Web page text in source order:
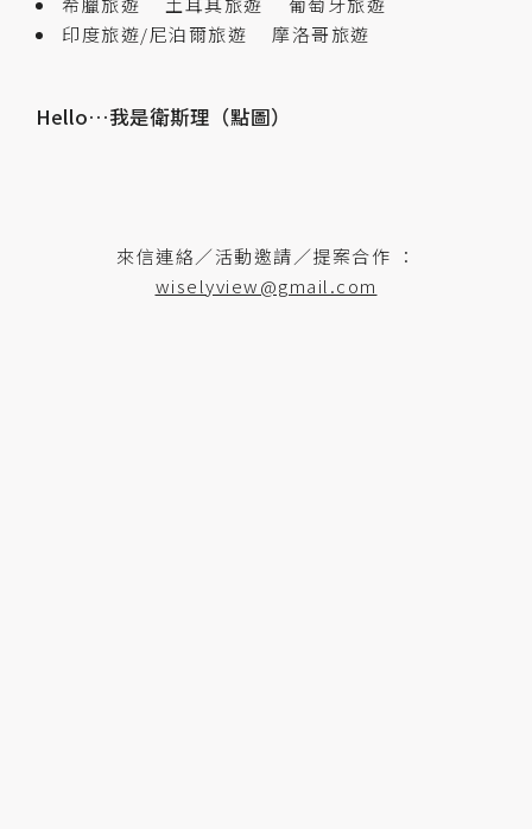
印度旅遊/尼泊爾旅遊
摩洛哥旅遊
Hello…我是衛斯理（點圖）
來信連絡／活動邀請／提案合作 ：
wiselyview@gmail.com